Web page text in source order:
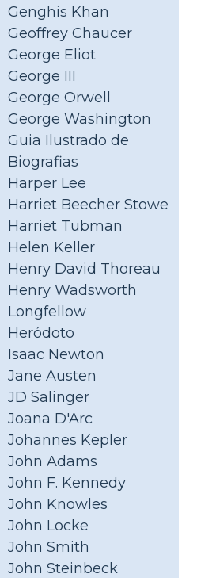
Genghis Khan
Geoffrey Chaucer
George Eliot
George III
George Orwell
George Washington
Guia Ilustrado de
Biografias
Harper Lee
Harriet Beecher Stowe
Harriet Tubman
Helen Keller
Henry David Thoreau
Henry Wadsworth
Longfellow
Heródoto
Isaac Newton
Jane Austen
JD Salinger
Joana D'Arc
Johannes Kepler
John Adams
John F. Kennedy
John Knowles
John Locke
John Smith
John Steinbeck